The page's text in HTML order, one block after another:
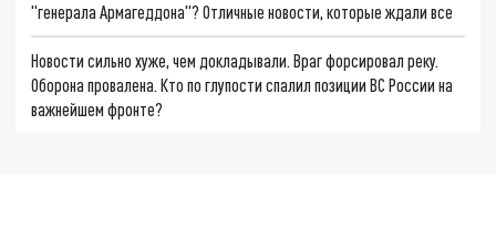
"генерала Армагеддона"? Отличные новости, которые ждали все
Новости сильно хуже, чем докладывали. Враг форсировал реку.
Оборона провалена. Кто по глупости спалил позиции ВС России на
важнейшем фронте?